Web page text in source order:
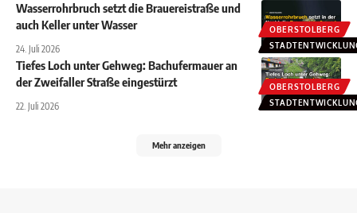
OBERSTOLBERG
Wasserrohrbruch setzt die Brauereistraße und
auch Keller unter Wasser
24. Juli 2026
OBERSTOLBERG
Tiefes Loch unter Gehweg: Bachufermauer an
der Zweifaller Straße eingestürzt
22. Juli 2026
Mehr anzeigen